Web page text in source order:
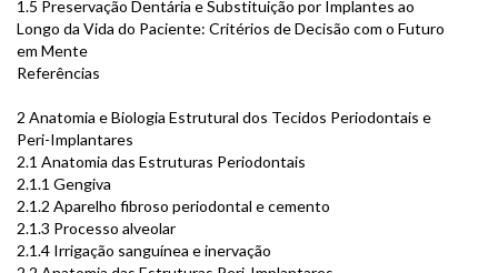
1.5 Preservação Dentária e Substituição por Implantes ao
Longo da Vida do Paciente: Critérios de Decisão com o Futuro
em Mente
Referências
2 Anatomia e Biologia Estrutural dos Tecidos Periodontais e
Peri-Implantares
2.1 Anatomia das Estruturas Periodontais
2.1.1 Gengiva
2.1.2 Aparelho fibroso periodontal e cemento
2.1.3 Processo alveolar
2.1.4 Irrigação sanguínea e inervação